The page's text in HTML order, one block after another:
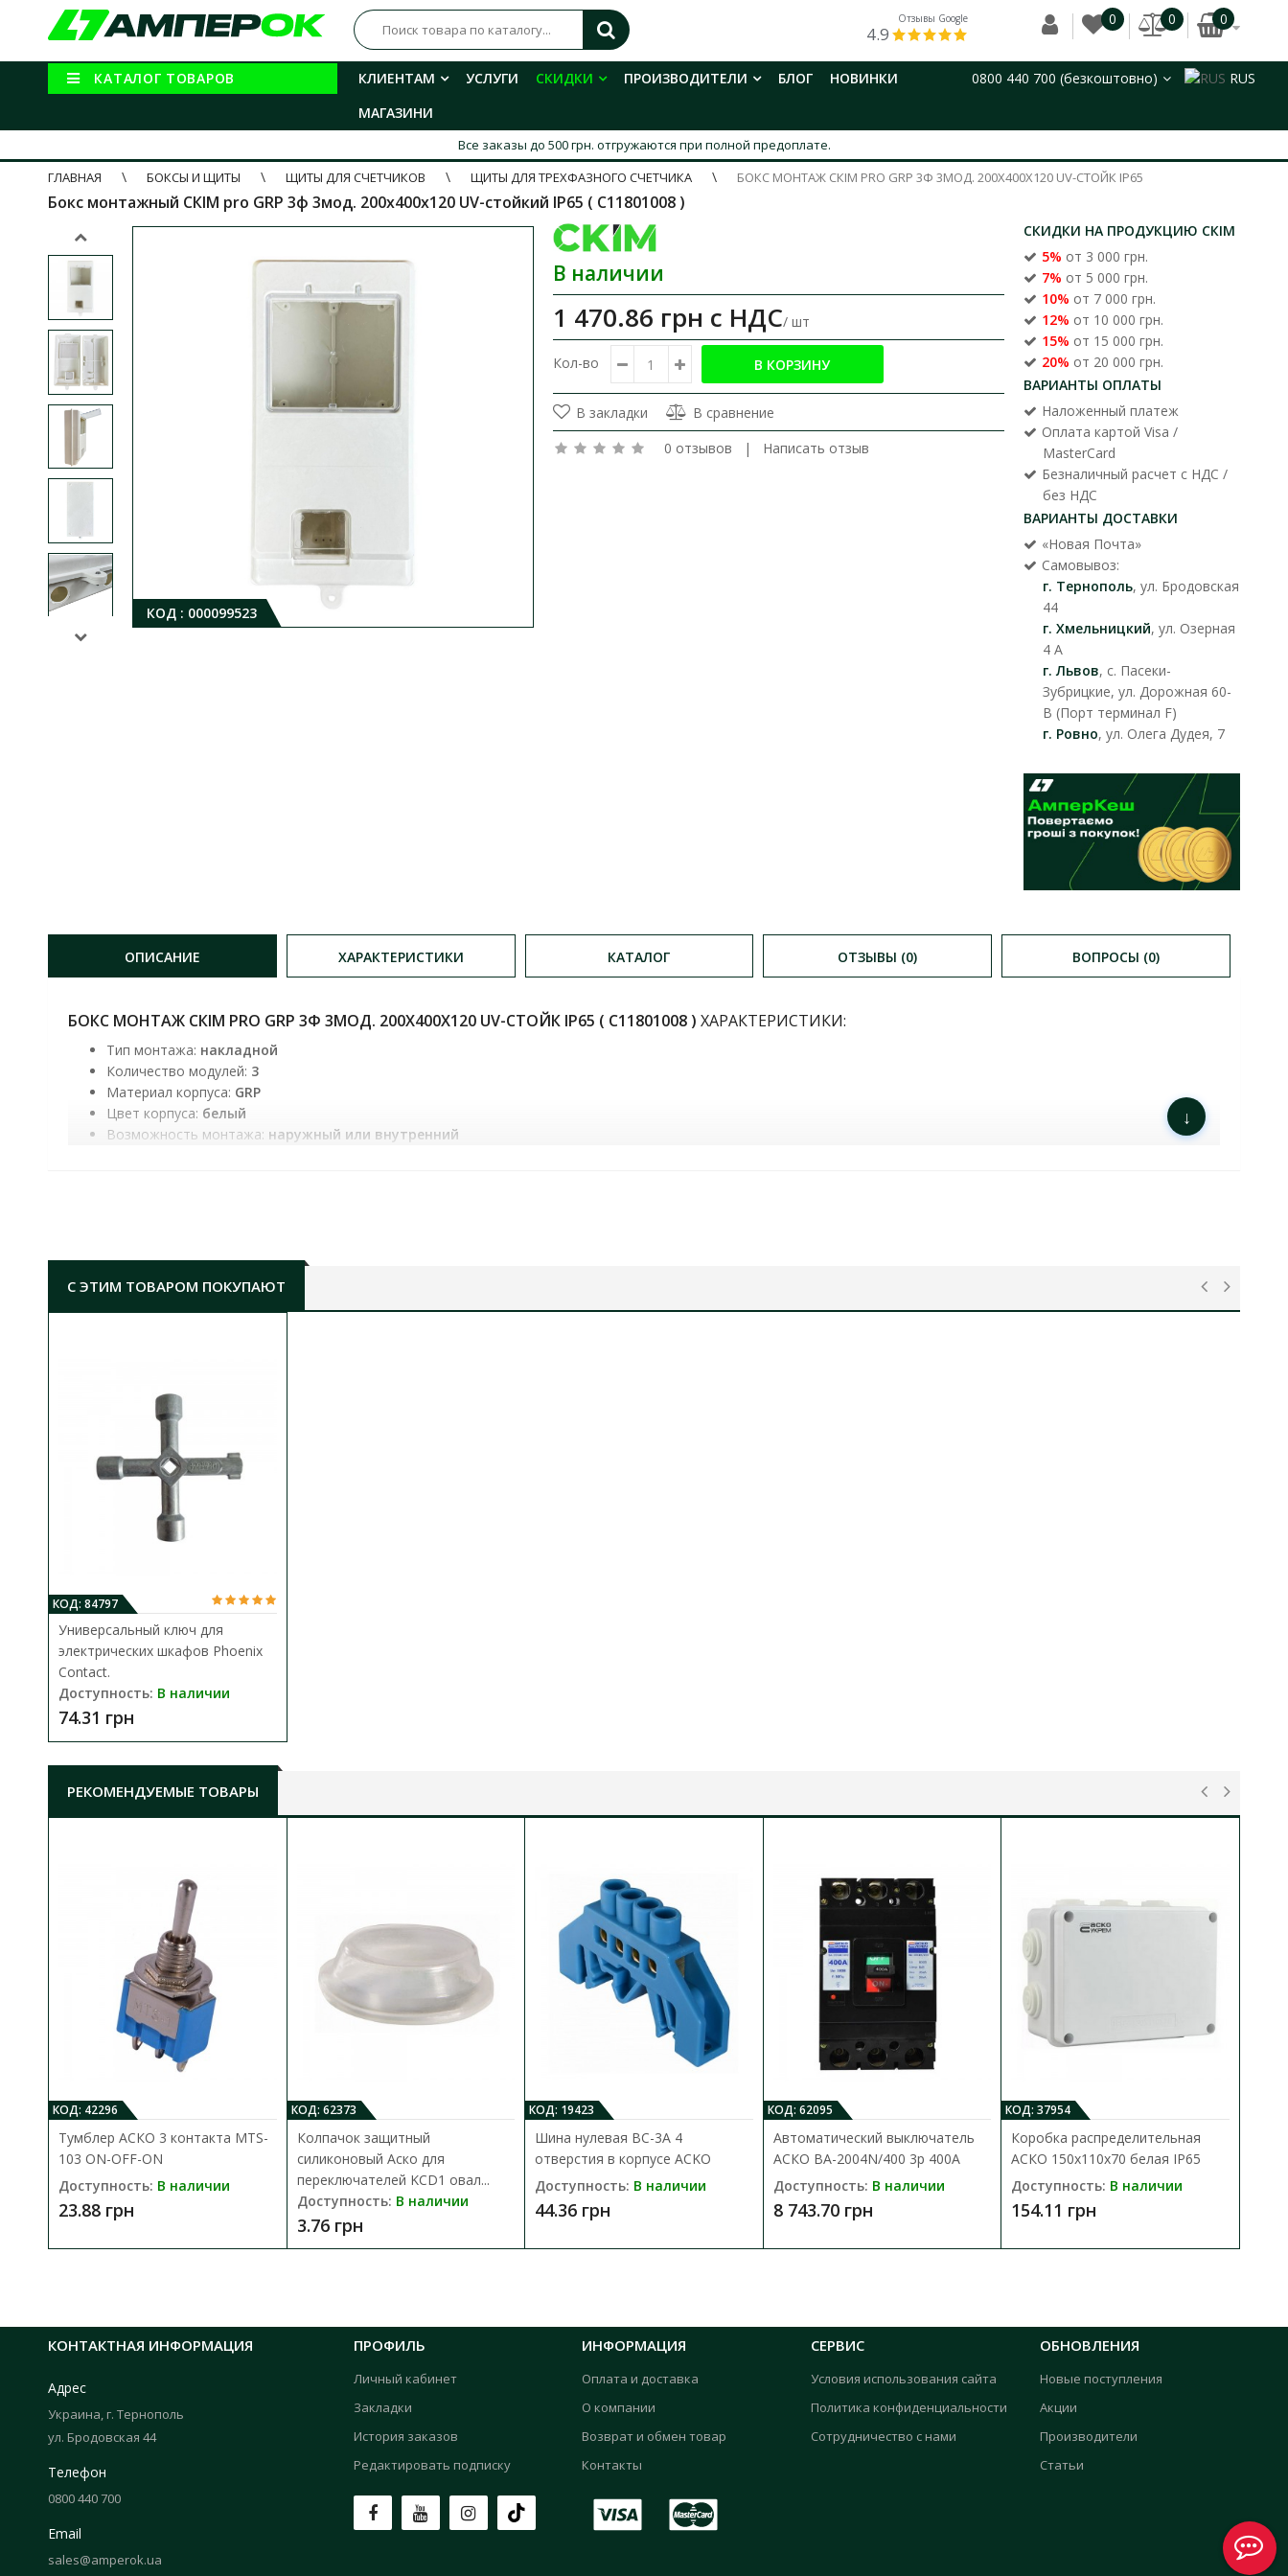
Отзывы Google
4.9
0 0 0
КАТАЛОГ ТОВАРОВ КЛИЕНТАМ УСЛУГИ СКИДКИ ПРОИЗВОДИТЕЛИ БЛОГ
НОВИНКИ
МАГАЗИНИ
0800 440 700 (безкоштовно) RUS
Все заказы до 500 грн. отгружаются при полной предоплате.
ГЛАВНАЯ
БОКСЫ И ЩИТЫ ЩИТЫ ДЛЯ СЧЕТЧИКОВ ЩИТЫ ДЛЯ ТРЕХФАЗНОГО СЧЕТЧИКА БОКС МОНТАЖ СКІМ PRO GRP 3Ф 3МОД. 200Х400Х120 UV-СТОЙК IP65
Бокс монтажный СКІМ pro GRP 3ф 3мод. 200х400х120 UV-стойкий IP65 ( С11801008 )
КОД : 000099523
В наличии
1 470.86 грн с НДС/ шт
Кол-во
В закладки
В сравнение
0 отзывов | Написать отзыв
СКИДКИ НА ПРОДУКЦИЮ СКІМ
5% от 3 000 грн.
7% от 5 000 грн.
10% от 7 000 грн.
12% от 10 000 грн.
15% от 15 000 грн.
20% от 20 000 грн.
ВАРИАНТЫ ОПЛАТЫ
Наложенный платеж
Оплата картой Visa /
MasterCard
Безналичный расчет с НДС /
без НДС
ВАРИАНТЫ ДОСТАВКИ
«Новая Почта»
Самовывоз:
г. Тернополь, ул. Бродовская
44
г. Хмельницкий, ул. Озерная
4 А
г. Львов, с. Пасеки-
Зубрицкие, ул. Дорожная 60-
В (Порт терминал F)
г. Ровно, ул. Олега Дудея, 7
ОПИСАНИЕ ХАРАКТЕРИСТИКИ КАТАЛОГ ОТЗЫВЫ (0) ВОПРОСЫ (0)
БОКС МОНТАЖ СКІМ PRO GRP 3Ф 3МОД. 200Х400Х120 UV-СТОЙК IP65 ( С11801008 ) ХАРАКТЕРИСТИКИ:
Тип монтажа: накладной
Количество модулей: 3
Материал корпуса: GRP
Цвет корпуса: белый
Возможность монтажа: наружный или внутренний
↓
С ЭТИМ ТОВАРОМ ПОКУПАЮТ
КОД: 84797
Универсальный ключ для
электрических шкафов Phoenix
Contact.
Доступность: В наличии
74.31 грн
РЕКОМЕНДУЕМЫЕ ТОВАРЫ
КОД: 42296
Тумблер АСКО 3 контакта MTS-
103 ON-OFF-ON
Доступность: В наличии
23.88 грн
КОД: 62373
Колпачок защитный
силиконовый Аско для
переключателей KCD1 овал...
Доступность: В наличии
3.76 грн
КОД: 19423
Шина нулевая BC-3А 4
отверстия в корпусе ACKO
Доступность: В наличии
44.36 грн
КОД: 62095
Автоматический выключатель
АСКО ВА-2004N/400 3p 400А
Доступность: В наличии
8 743.70 грн
КОД: 37954
Коробка распределительная
АСКО 150х110х70 белая IP65
Доступность: В наличии
154.11 грн
КОНТАКТНАЯ ИНФОРМАЦИЯ
Адрес
Украина, г. Тернополь
ул. Бродовская 44
Телефон
0800 440 700
Email
sales@amperok.ua
ПРОФИЛЬ
Личный кабинет
Закладки
История заказов
Редактировать подписку
ИНФОРМАЦИЯ
Оплата и доставка
О компании
Возврат и обмен товар
Контакты
СЕРВИС
Условия использования сайта
Политика конфиденциальности
Сотрудничество с нами
ОБНОВЛЕНИЯ
Новые поступления
Акции
Производители
Статьи